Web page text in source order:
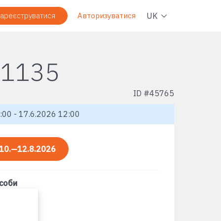
Авторизуватися UK
ID #45765
- 17.6.2026 12:00